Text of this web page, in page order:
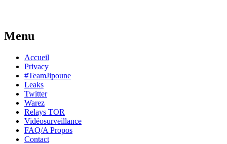
Menu
Skip
content
Accueil
Privacy
#TeamJipoune
Leaks
Twitter
Warez
Relays TOR
Vidéosurveillance
FAQ/A Propos
Contact